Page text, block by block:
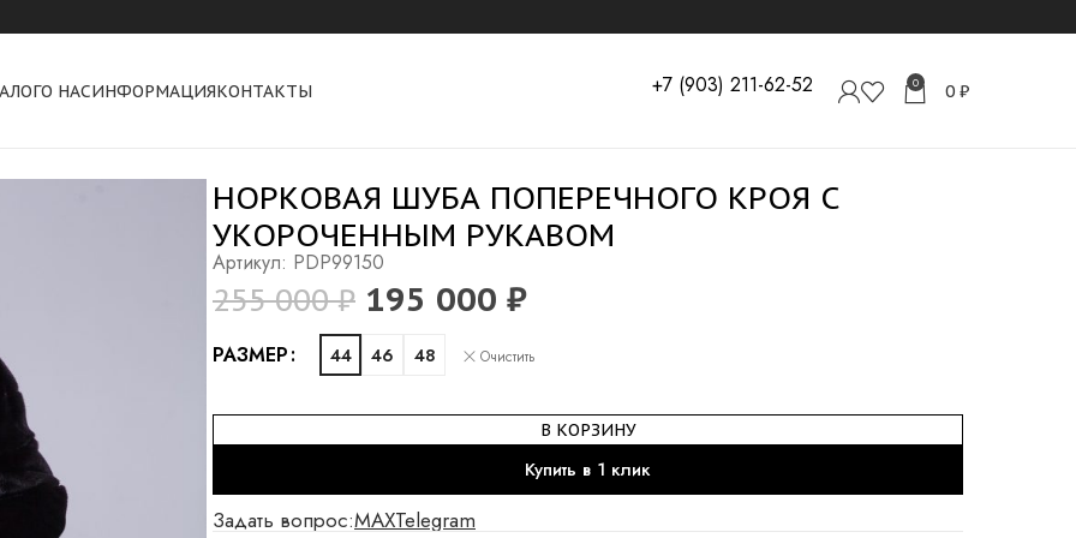
О НАСИНФОРМАЦИЯКОНТАКТЫ +7 (903) 211-62-52 0 0 ₽
НОРКОВАЯ ШУБА ПОПЕРЕЧНОГО КРОЯ С
УКОРОЧЕННЫМ РУКАВОМ
Артикул: PDP99150
255 000₽ 195 000 ₽
РАЗМЕР 44 46 48 Очистить
В КОРЗИНУ
Купить в 1 клик
Задать вопрос:MAXTelegram